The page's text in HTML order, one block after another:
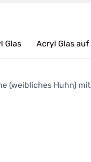
Glas Acryl Glas auf
(weibliches Huhn)